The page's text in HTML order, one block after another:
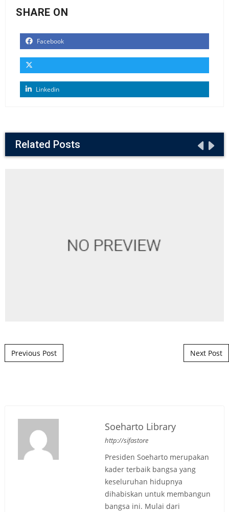
SHARE ON
Facebook
Linkedin
Related Posts
Post navigation
Previous Post Next Post
Soeharto Library
http://sifastore
Presiden Soeharto merupakan
kader terbaik bangsa yang
keseluruhan hidupnya
dihabiskan untuk membangun
bangsa ini. Mulai dari